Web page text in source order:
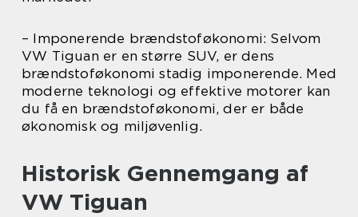
– Imponerende brændstoføkonomi: Selvom
VW Tiguan er en større SUV, er dens
brændstoføkonomi stadig imponerende. Med
moderne teknologi og effektive motorer kan
du få en brændstoføkonomi, der er både
økonomisk og miljøvenlig.
Historisk Gennemgang af
VW Tiguan